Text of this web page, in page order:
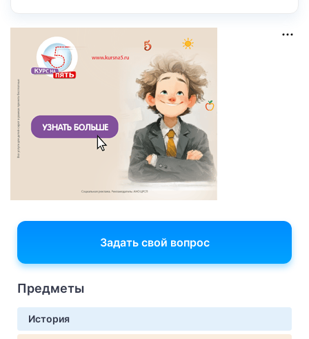
Задать свой вопрос
Предметы
История